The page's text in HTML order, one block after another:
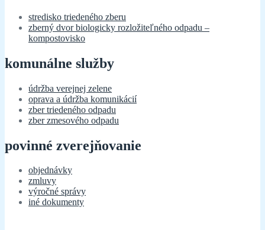
stredisko triedeného zberu
zberný dvor biologicky rozložiteľného odpadu –
kompostovisko
komunálne služby
údržba verejnej zelene
oprava a údržba komunikácií
zber triedeného odpadu
zber zmesového odpadu
povinné zverejňovanie
objednávky
zmluvy
výročné správy
iné dokumenty